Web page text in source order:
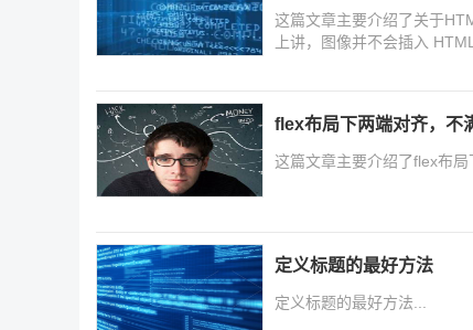
这篇文章主要介绍了关于
上讲，图像并不会插入
flex布局下两端对齐，不
这篇文章主要介绍了flex布
定义标题的最好方法
定义标题的最好方法...